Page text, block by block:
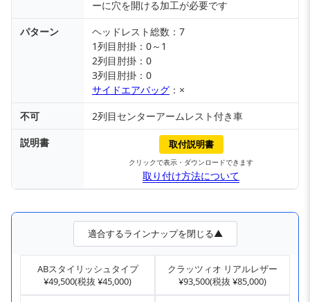
ーに穴を開ける加工が必要です
パターン
ヘッドレスト総数：7
1列目肘掛：0～1
2列目肘掛：0
3列目肘掛：0
サイドエアバッグ ：×
不可
2列目センターアームレスト付き車
説明書
取付説明書
クリックで表示・ダウンロードできます
取り付け方法について
適合するラインナップを閉じる▲
ABスタイリッシュタイプ
¥49,500(税抜 ¥45,000)
クラッツィオ リアルレザー
¥93,500(税抜 ¥85,000)